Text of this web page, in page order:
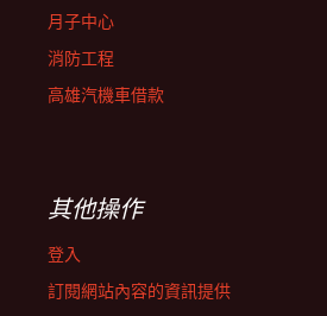
月子中心
消防工程
高雄汽機車借款
其他操作
登入
訂閱網站內容的資訊提供